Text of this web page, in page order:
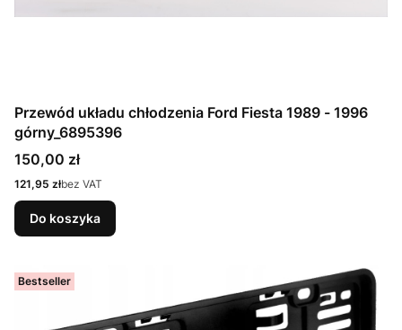
Przewód układu chłodzenia Ford Fiesta 1989 - 1996
górny_6895396
Cena
150,00 zł
Cena
121,95 złbez VAT
Do koszyka
Bestseller